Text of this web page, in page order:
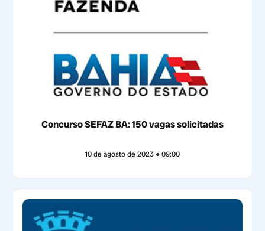
Concurso SEFAZ BA: 150 vagas solicitadas
10 de agosto de 2023 09:00